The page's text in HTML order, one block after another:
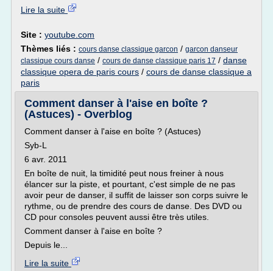
Lire la suite
Site : youtube.com
Thèmes liés : cours danse classique garcon / garcon danseur
classique cours danse / cours de danse classique paris 17 / danse
classique opera de paris cours / cours de danse classique a
paris
Comment danser à l'aise en boîte ?
(Astuces) - Overblog
Comment danser à l'aise en boîte ? (Astuces)
Syb-L
6 avr. 2011
En boîte de nuit, la timidité peut nous freiner à nous
élancer sur la piste, et pourtant, c'est simple de ne pas
avoir peur de danser, il suffit de laisser son corps suivre le
rythme, ou de prendre des cours de danse. Des DVD ou
CD pour consoles peuvent aussi être très utiles.
Comment danser à l'aise en boîte ?
Depuis le...
Lire la suite